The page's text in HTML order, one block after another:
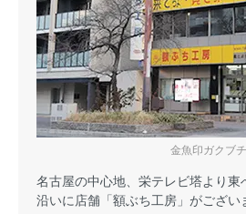
金魚印ガクブ
名古屋の中心地、栄テレビ塔より東
沿いに店舗「額ぶち工房」がござい